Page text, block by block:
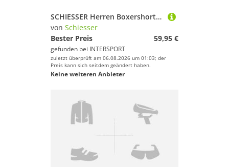
SCHIESSER Herren Boxershorts, 5er Pack - Serie "95/5", Unterhose, Logobund
von Schiesser
Bester Preis
59,95 €
gefunden bei INTERSPORT
zuletzt überprüft am 06.08.2026 um 01:03; der
Preis kann sich seitdem geändert haben.
Keine weiteren Anbieter